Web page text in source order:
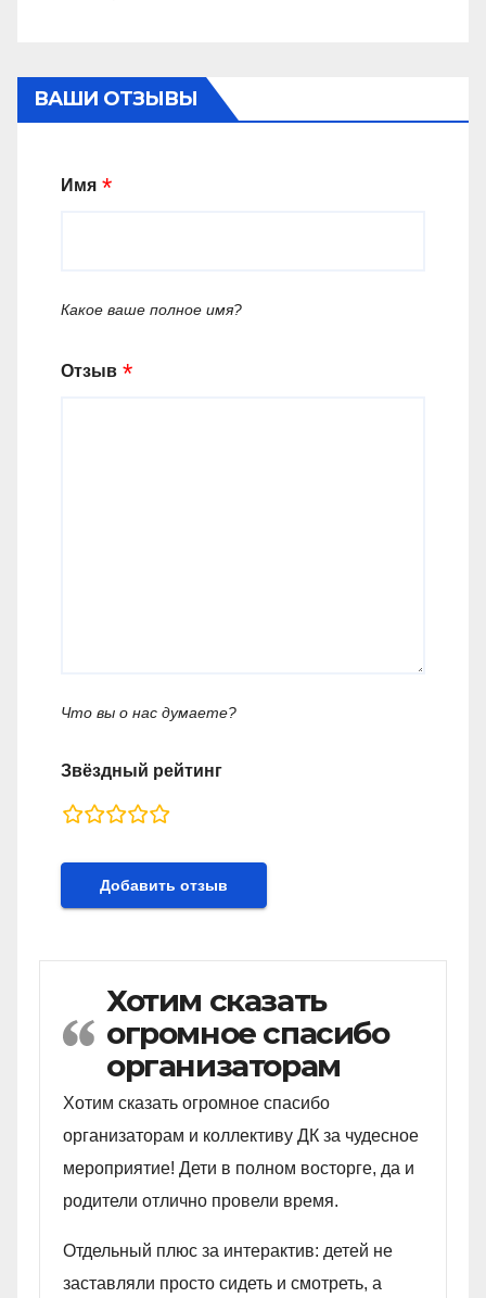
ВАШИ ОТЗЫВЫ
Имя
Какое ваше полное имя?
Отзыв
Что вы о нас думаете?
Звёздный рейтинг
rating
fields
Хотим сказать
огромное спасибо
организаторам
Хотим сказать огромное спасибо
организаторам и коллективу ДК за чудесное
мероприятие! Дети в полном восторге, да и
родители отлично провели время.
Отдельный плюс за интерактив: детей не
заставляли просто сидеть и смотреть, а